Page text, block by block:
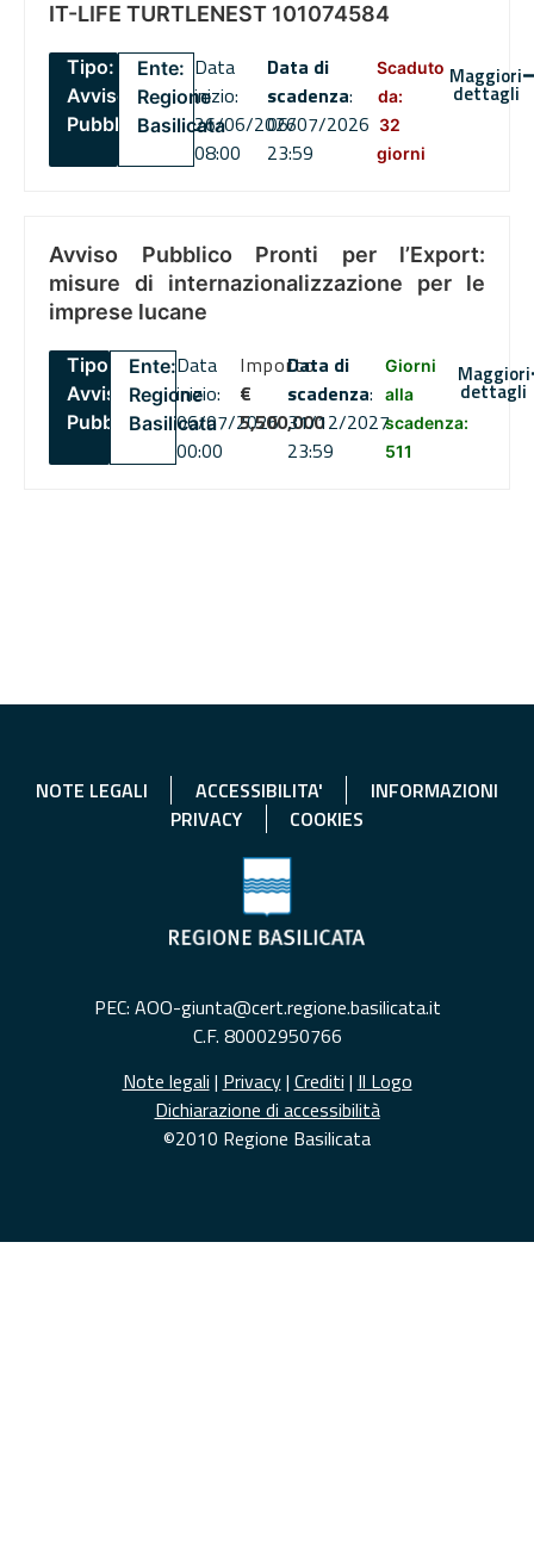
IT-LIFE TURTLENEST 101074584
Tipo:
Avviso
Pubblico
Ente:
Regione
Basilicata
Data
inizio:
26/06/2026
08:00
Data di
scadenza:
06/07/2026
23:59
Scaduto
da:
32
giorni
Maggiori
dettagli
Avviso Pubblico Pronti per l’Export:
misure di internazionalizzazione per le
imprese lucane
Tipo:
Avviso
Pubblico
Ente:
Regione
Basilicata
Data
inizio:
06/07/2026
00:00
Importo
€
5,500,000
Data di
scadenza:
31/12/2027
23:59
Giorni
alla
scadenza:
511
Maggiori
dettagli
NOTE LEGALI ACCESSIBILITA'
INFORMAZIONI
PRIVACY
COOKIES
PEC: AOO-giunta@cert.regione.basilicata.it
C.F. 80002950766
Note legali | Privacy| Crediti | Il Logo
Dichiarazione di accessibilità
©2010 Regione Basilicata